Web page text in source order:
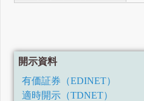
開示資料
有価証券（EDINET）
適時開示（TDNET）